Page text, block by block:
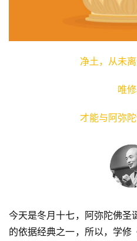
净土，从未
唯
才能与阿弥
今天是冬月十七，阿弥陀佛圣
的依据经典之一，所以，学修